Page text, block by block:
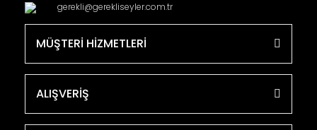
gerekli@gerekliseyler.com.tr
MÜŞTERİ HİZMETLERİ
ALIŞVERİŞ